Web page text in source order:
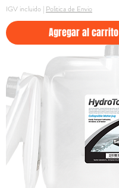
IGV incluido | Politica de Envio
Agregar al carrito